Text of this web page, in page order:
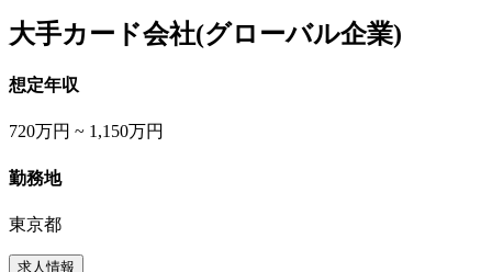
大手カード会社(グローバル企業)
想定年収
720万円 ~ 1,150万円
勤務地
東京都
求人情報